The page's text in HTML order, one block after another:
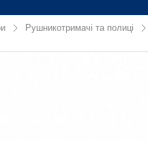
Рушникотримачі та полиці